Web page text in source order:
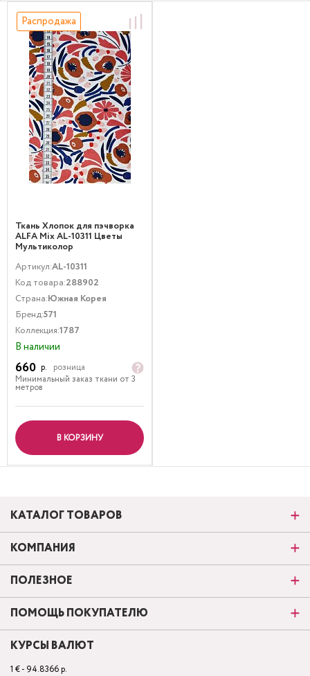
Распродажа
Ткань Хлопок для пэчворка
ALFA Mix AL-10311 Цветы
Мультиколор
Артикул:AL-10311
Код товара:288902
Страна:Южная Корея
Бренд:571
Коллекция:1787
В наличии
660 р.
розница
Минимальный заказ ткани от 3
метров
В КОРЗИНУ
КАТАЛОГ ТОВАРОВ
КОМПАНИЯ
ПОЛЕЗНОЕ
ПОМОЩЬ ПОКУПАТЕЛЮ
КУРСЫ ВАЛЮТ
1 € - 94.8366 р.